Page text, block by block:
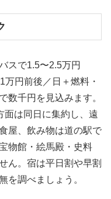
スで1.5〜2.5万円
万円前後／日＋燃料・
数千円を見込みます。
面は同日に集約し、遠
屋、飲み物は道の駅で
物館・絵馬殿・史料
ん。宿は平日割や早割
を調べましょう。